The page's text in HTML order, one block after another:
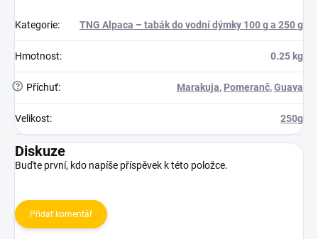
Kategorie: TNG Alpaca – tabák do vodní dýmky 100 g a 250 g
Hmotnost: 0.25 kg
? Příchuť: Marakuja, Pomeranč,Guava
Velikost: 250g
Diskuze
Buďte první, kdo napíše příspěvek k této položce.
Přidat komentář